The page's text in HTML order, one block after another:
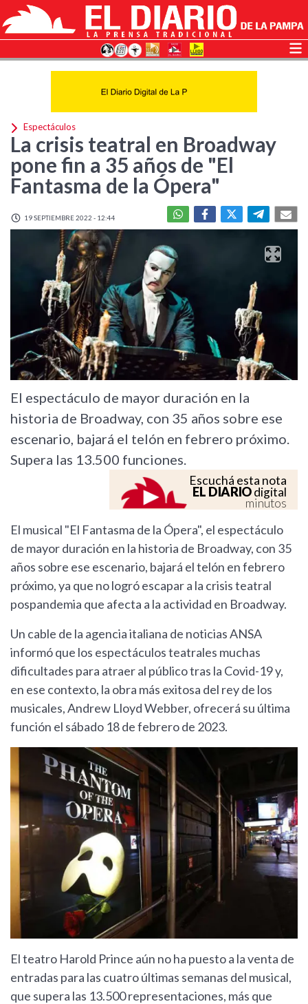
Espectáculos
La crisis teatral en Broadway
pone fin a 35 años de "El
Fantasma de la Ópera"
19 SEPTIEMBRE 2022 - 12:44
El espectáculo de mayor duración en la
historia de Broadway, con 35 años sobre ese
escenario, bajará el telón en febrero próximo.
Supera las 13.500 funciones.
Escuchá esta nota
EL DIARIOdigital
minutos
El musical "El Fantasma de la Ópera", el espectáculo
de mayor duración en la historia de Broadway, con 35
años sobre ese escenario, bajará el telón en febrero
próximo, ya que no logró escapar a la crisis teatral
pospandemia que afecta a la actividad en Broadway.
Un cable de la agencia italiana de noticias ANSA
informó que los espectáculos teatrales muchas
dificultades para atraer al público tras la Covid-19 y,
en ese contexto, la obra más exitosa del rey de los
musicales, Andrew Lloyd Webber, ofrecerá su última
función el sábado 18 de febrero de 2023.
El teatro Harold Prince aún no ha puesto a la venta de
entradas para las cuatro últimas semanas del musical,
que supera las 13.500 representaciones, más que